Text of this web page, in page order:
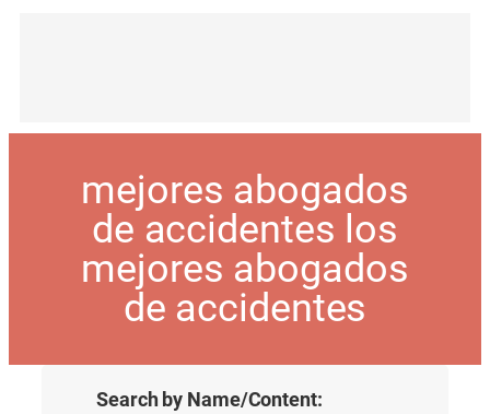
mejores abogados
de accidentes los
mejores abogados
de accidentes
Search by Name/Content: